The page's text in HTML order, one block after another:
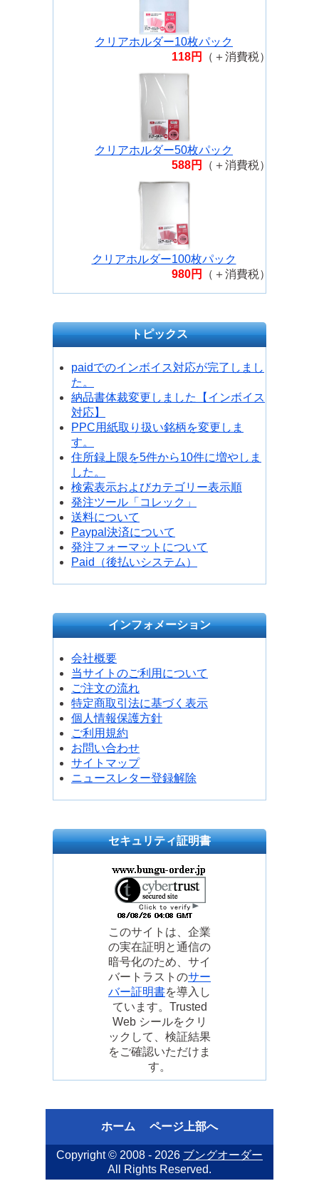
クリアホルダー10枚パック
118円
（＋消費税）
クリアホルダー50枚パック
588円
（＋消費税）
クリアホルダー100枚パック
980円
（＋消費税）
トピックス
paidでのインボイス対応が完了しまし
た。
納品書体裁変更しました【インボイス
対応】
PPC用紙取り扱い銘柄を変更しま
す。
住所録上限を5件から10件に増やしま
した。
検索表示およびカテゴリー表示順
発注ツール「コレック」
送料について
Paypal決済について
発注フォーマットについて
Paid（後払いシステム）
インフォメーション
会社概要
当サイトのご利用について
ご注文の流れ
特定商取引法に基づく表示
個人情報保護方針
ご利用規約
お問い合わせ
サイトマップ
ニュースレター登録解除
セキュリティ証明書
このサイトは、企業
の実在証明と通信の
暗号化のため、サイ
バートラストのサー
バー証明書を導入し
ています。Trusted
Web シールをクリ
ックして、検証結果
をご確認いただけま
す。
ホーム ページ上部へ
Copyright © 2008 - 2026 ブングオーダー
All Rights Reserved.